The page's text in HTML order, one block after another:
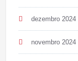
dezembro 2024
novembro 2024